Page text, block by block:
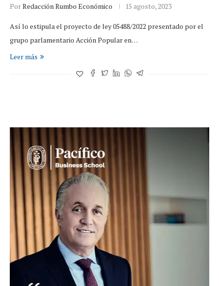
PorRedacción Rumbo Económico 15 agosto, 2023
Así lo estipula el proyecto de ley 05488/2022 presentado por el
grupo parlamentario Acción Popular en…
Leer más